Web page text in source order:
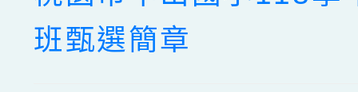
班甄選簡章